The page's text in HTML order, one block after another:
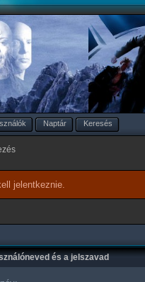
Naptár Keresés
jelentkeznie.
és a jelszavad